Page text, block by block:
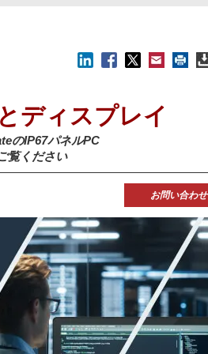
ディスプレイ
のIP67パネルPC
覧ください
お問い合わせ